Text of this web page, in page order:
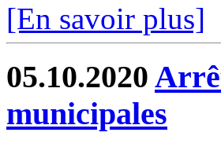
[En savoir plus]
05.10.2020
municipales